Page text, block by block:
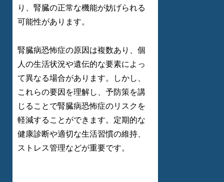
り、腎臓の正常な機能が妨げられる
可能性があります。
腎臓病恐怖症の原因は複数あり、個
人の生活状況や遺伝的な要素によっ
て異なる場合があります。しかし、
これらの要因を理解し、予防策を講
じることで腎臓病恐怖症のリスクを
軽減することができます。定期的な
健康診断や適切な生活習慣の維持、
ストレス管理などが重要です。